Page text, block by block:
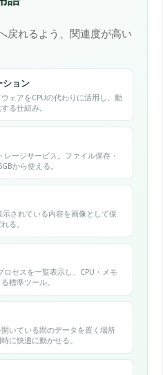
戻れるよう、関連度が高い
ション
ェアをCPUの代わりに活用し、動
る仕組み。
ージサービス。ファイル保存・
から使える。
示されている内容を画像として保
る。
セスを一覧表示し、CPU・メモ
標準ツール。
いている間のデータを置く場所
に快適に動かせる。